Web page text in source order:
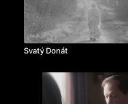
Svatý Donát